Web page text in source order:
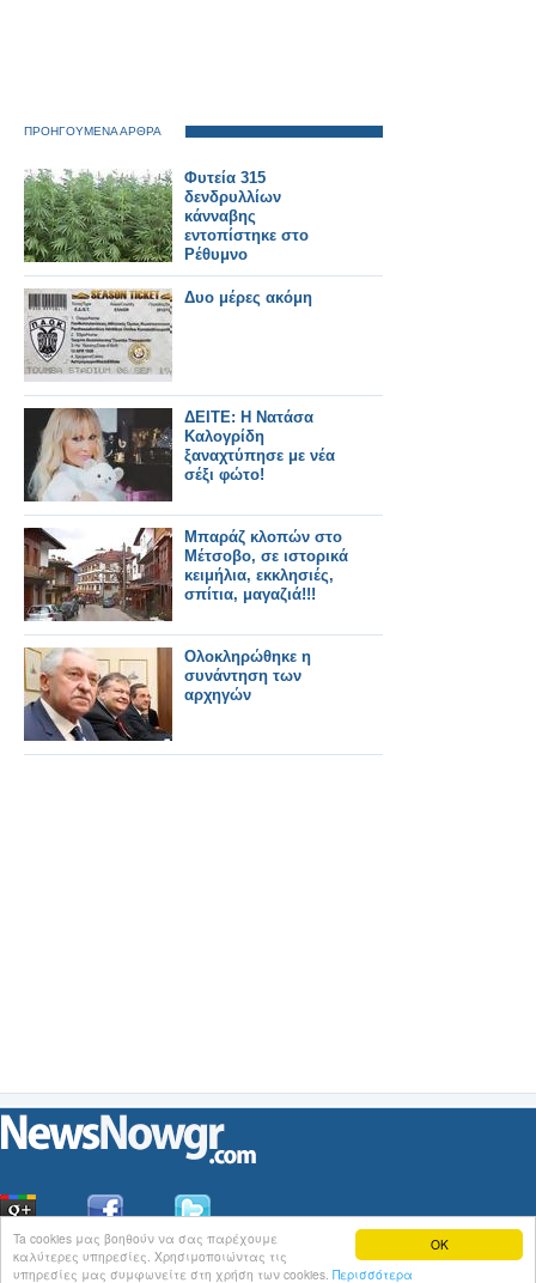
OK
Ta cookies μας βοηθούν να σας παρέχουμε
καλύτερες υπηρεσίες. Χρησιμοποιώντας τις
υπηρεσίες μας συμφωνείτε στη χρήση των cookies. Περισσότερα
ΠΡΟΗΓΟΥΜΕΝΑ ΑΡΘΡΑ
Φυτεία 315
δενδρυλλίων
κάνναβης
εντοπίστηκε στο
Ρέθυμνο
Δυο μέρες ακόμη
ΔΕΙΤΕ: Η Νατάσα
Καλογρίδη
ξαναχτύπησε με νέα
σέξι φώτο!
Μπαράζ κλοπών στο
Μέτσοβο, σε ιστορικά
κειμήλια, εκκλησιές,
σπίτια, μαγαζιά!!!
Ολοκληρώθηκε η
συνάντηση των
αρχηγών
ΟιΕιδήσεις του NewsNowgr.com στοiNews